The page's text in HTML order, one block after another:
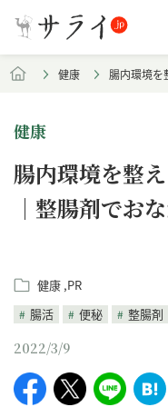
健康 腸内環境を
健康
腸内環境を整
｜整腸剤でお
健康 PR
腸活
便秘 整腸剤
2022/3/9